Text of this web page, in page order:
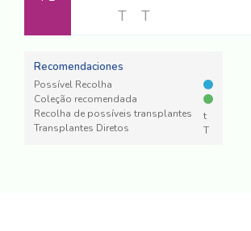
T T
Recomendaciones
Possível Recolha
Coleção recomendada
Recolha de possíveis transplantes
t
Transplantes Diretos
T